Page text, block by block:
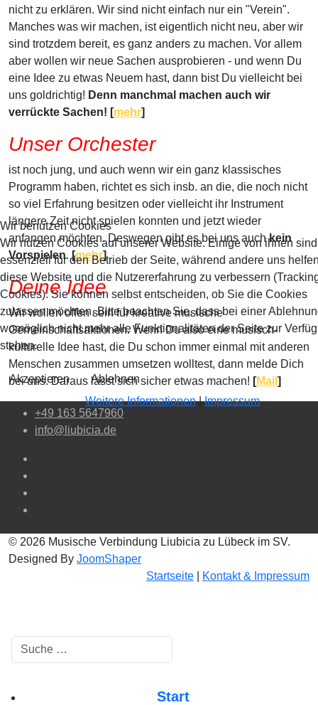
nicht zu erklären. Wir sind nicht einfach nur ein "Verein".
Manches was wir machen, ist eigentlich nicht neu, aber wir
sind trotzdem bereit, es ganz anders zu machen. Vor allem
aber wollen wir neue Sachen ausprobieren - und wenn Du
eine Idee zu etwas Neuem hast, dann bist Du vielleicht bei
uns goldrichtig! Denn manchmal machen auch wir
verrückte Sachen! [mehr]
Unser Orchester
ist noch jung, und auch wenn wir ein ganz klassisches
Programm haben, richtet es sich insb. an die, die noch nicht
so viel Erfahrung besitzen oder vielleicht ihr Instrument
längere Zeit nicht spielen konnten und jetzt wieder
anfangen möchten. Deswegen gibt es bei uns auchkein
Vorspielen.[mehr]
Deine Idee
Wir wollen offen sein für kreative musische
Gemeinschaftsaktionen. Wenn Du also eine musisch-
kulturelle Idee hast, die Du schon immer einmal mit anderen
Menschen zusammen umsetzen wolltest, dann melde Dich
bei uns. Daraus lässt sich sicher etwas machen! [Mail ]
+49 163 5647960
info@liubicia.de
© 2026 Musische Verbindung Liubicia zu Lübeck im SV.
Designed By JoomShaper
Startseite
Kontakt & Impressum
Suchen
Start
Wir benutzen Cookies
Wir nutzen Cookies auf unserer Website. Einige von ihnen sind
essenziell für den Betrieb der Seite, während andere uns
diese Website und die Nutzererfahrung zu verbessern
Cookies). Sie können selbst entscheiden, ob Sie die Cookies
zulassen möchten. Bitte beachten Sie, dass bei einer
womöglich nicht mehr alle Funktionalitäten der Seite zur
stehen.
Akzeptieren
Ablehnen
Weitere Informationen|Impressum